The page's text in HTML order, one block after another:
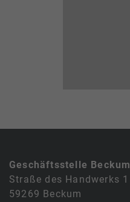
Geschäftsstelle Beckum
Straße des Handwerks 1
59269 Beckum